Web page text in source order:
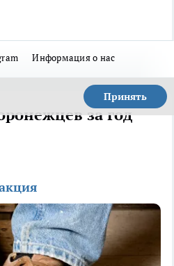
Информация о нас
Принять
за год